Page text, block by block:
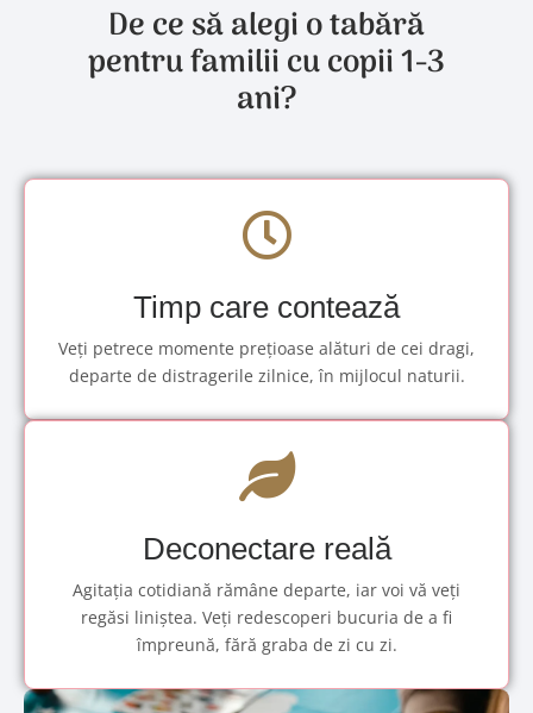
De ce să alegi o tabără
pentru familii cu copii 1-3
ani?
Timp care contează
Veți petrece momente prețioase alături de cei dragi,
departe de distragerile zilnice, în mijlocul naturii.
Deconectare reală
Agitația cotidiană rămâne departe, iar voi vă veți
regăsi liniștea. Veți redescoperi bucuria de a fi
împreună, fără graba de zi cu zi.